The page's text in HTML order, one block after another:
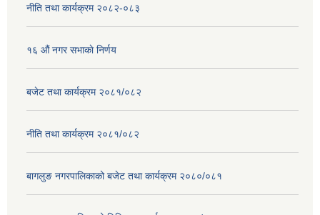
नीति तथा कार्यक्रम २०८२-०८३
१६ ‌औं नगर सभाकाे निर्णय
बजेट तथा कार्यक्रम २०८१/०८२
नीति तथा कार्यक्रम २०८१/०८२
बागलुङ नगरपालिकाको बजेट तथा कार्यक्रम २०८०/०८१